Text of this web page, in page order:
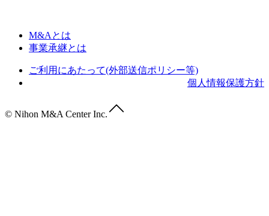
M&Aとは
事業承継とは
ご利用にあたって(外部送信ポリシー等)
個人情報保護方針
© Nihon M&A Center Inc.